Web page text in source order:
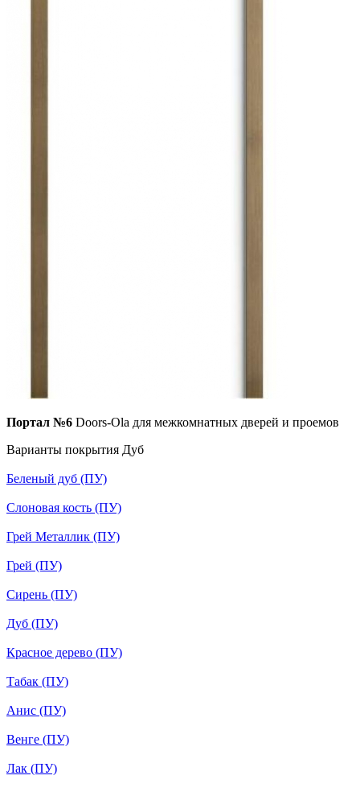
Портал №6 Doors-Ola для межкомнатных дверей и проемов
Варианты покрытия Дуб
Беленый дуб (ПУ)
Слоновая кость (ПУ)
Грей Металлик (ПУ)
Грей (ПУ)
Сирень (ПУ)
Дуб (ПУ)
Красное дерево (ПУ)
Табак (ПУ)
Анис (ПУ)
Венге (ПУ)
Лак (ПУ)